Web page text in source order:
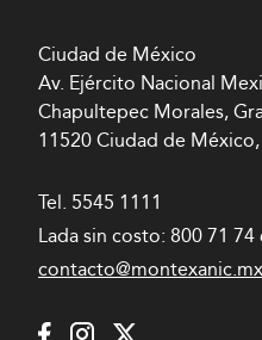
Ciudad de México
Av. Ejército Nacional
Chapultepec Morales,
11520 Ciudad de
Tel. 5545 1111
Lada sin costo: 800 71 74
contacto@montexanic.mx